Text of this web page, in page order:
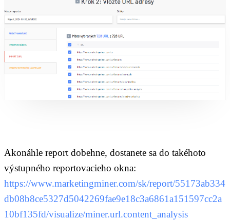
Akonáhle report dobehne, dostanete sa do takéhoto
výstupného reportovacieho okna:
https://www.marketingminer.com/sk/report/55173ab334
db08b8ce5327d5042269fae9e18c3a6861a151597cc2a
10bf135fd/visualize/miner.url.content_analysis